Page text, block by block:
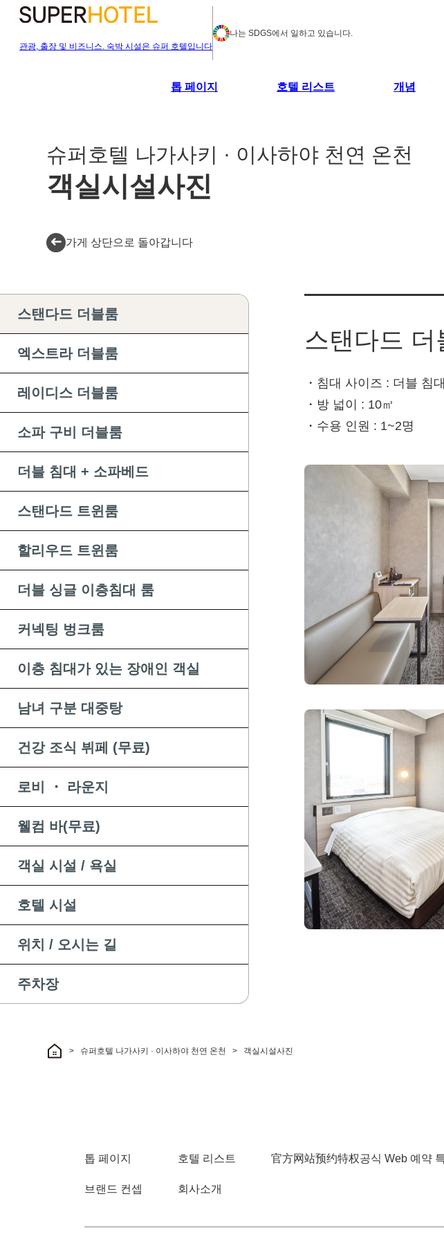
관광, 출장 및 비즈니스. 숙박 시설은 슈퍼 호텔입니다
나는 SDGS에서 일하고 있습니다.
톱 페이지 호텔 리스트 개념
슈퍼호텔 나가사키 · 이사하야 천연 온천
객실시설사진
가게 상단으로 돌아갑니다
스탠다드 더블룸
엑스트라 더블룸
레이디스 더블룸
소파 구비 더블룸
더블 침대 + 소파베드
스탠다드 트윈룸
할리우드 트윈룸
더블 싱글 이층침대 룸
커넥팅 벙크룸
이층 침대가 있는 장애인 객실
남녀 구분 대중탕
건강 조식 뷔페 (무료)
로비 ・ 라운지
웰컴 바(무료)
객실 시설 / 욕실
호텔 시설
위치 / 오시는 길
주차장
스탠다드 더
・침대 사이즈 : 더블 침
・방 넓이 : 10㎡
・수용 인원 : 1~2명
슈퍼호텔 나가사키 · 이사하야 천연 온천 객실시설사진
톱 페이지 호텔 리스트 官方网站预约特权공식 Web 예약
브랜드 컨셉 회사소개